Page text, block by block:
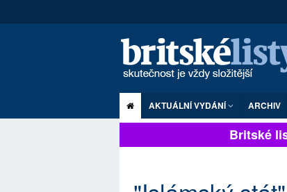
AKTUÁLNÍ VYDÁNÍ ARCHIV
Britské